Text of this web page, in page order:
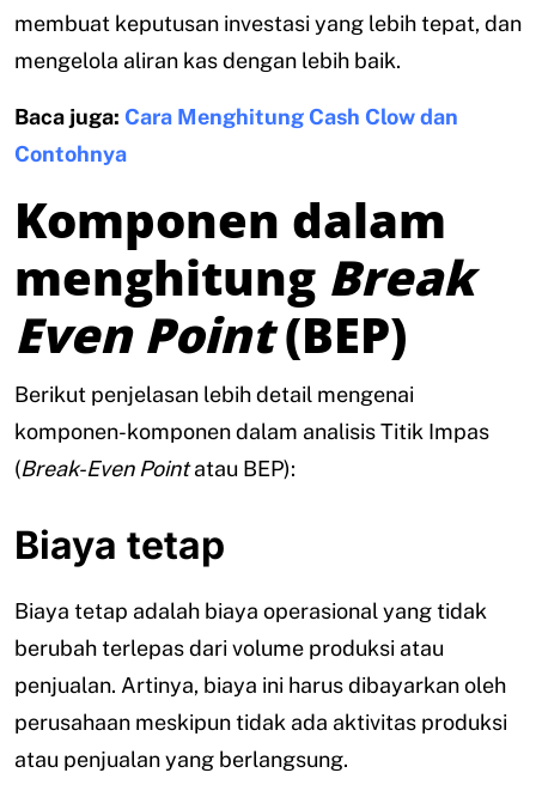
membuat keputusan investasi yang lebih tepat, dan
mengelola aliran kas dengan lebih baik.
Baca juga: Cara Menghitung Cash Clow dan
Contohnya
Komponen dalam
menghitung Break
Even Point(BEP)
Berikut penjelasan lebih detail mengenai
komponen-komponen dalam analisis Titik Impas
(Break-Even Pointatau BEP):
Biaya tetap
Biaya tetap adalah biaya operasional yang tidak
berubah terlepas dari volume produksi atau
penjualan. Artinya, biaya ini harus dibayarkan oleh
perusahaan meskipun tidak ada aktivitas produksi
atau penjualan yang berlangsung.